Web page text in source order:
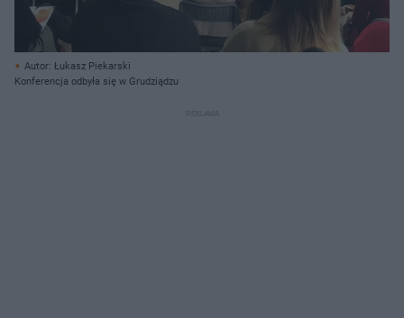
Autor: Łukasz Piekarski
Konferencja odbyła się w Grudziądzu